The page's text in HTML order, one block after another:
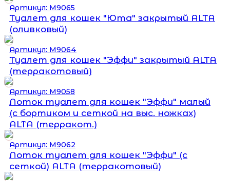
Артикул: М9065
Туалет для кошек "Юта" закрытый ALTA
(оливковый)
Артикул: М9064
Туалет для кошек "Эффи" закрытый ALTA
(терракотовый)
Артикул: М9058
Лоток туалет для кошек "Эффи" малый
(с бортиком и сеткой на выс. ножках)
ALTA (терракот.)
Артикул: М9062
Лоток туалет для кошек "Эффи" (с
сеткой) ALTA (терракотовый)